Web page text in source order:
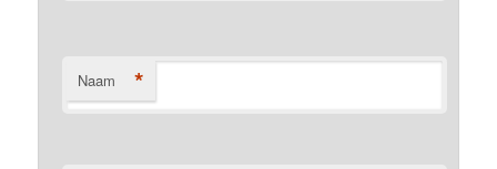
Naam *